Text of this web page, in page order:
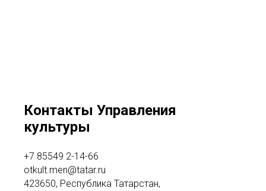
Контакты Управления
культуры
+7 85549 2-14-66
otkult.men@tatar.ru
423650, Республика Татарстан,